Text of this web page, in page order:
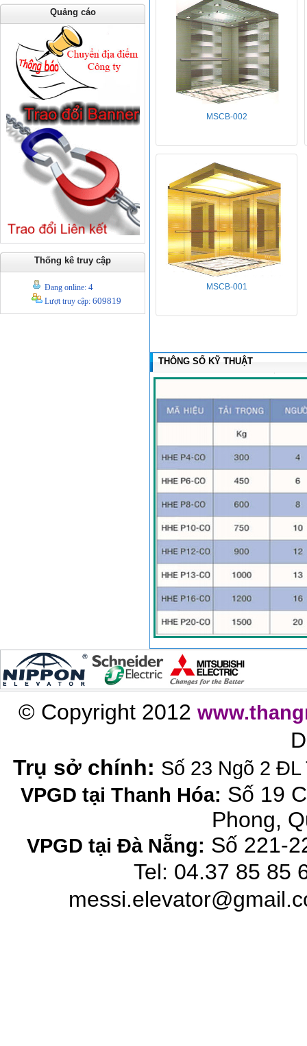
Quảng cáo
Thống kê truy cập
Đang online: 4
Lượt truy cập: 609819
MSCB-002
MSCB-001
THÔNG SỐ KỸ THUẬT
© Copyright 2012
Trụ sở chính: Số 23 Ngõ 2 ĐL
VPGD tại Thanh Hóa: Số 19
Phong,
VPGD tại Đà Nẵng: Số 221-
Tel: 04.37 85 85